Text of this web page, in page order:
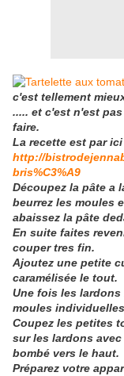
c'est tellement
..... et c'est n'est
faire.
La recette est par ici
http://
bris%C3%A9
Découpez la pâte a
beurrez les moules
abaissez la pâte
En suite faites
couper tres fin.
Ajoutez une petite
caramélisée le tout.
Une fois les
moules
Coupez les petites
sur les lardons
bombé vers le haut.
Préparez votre